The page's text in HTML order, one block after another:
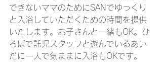
できないママのためにSANでゆっくり
と入浴していただくための時間を提供
いたします。お子さんと一緒もOK。ひ
ろばで託児スタッフと遊んでいるあい
だに一人で気ままに入浴もOKです。